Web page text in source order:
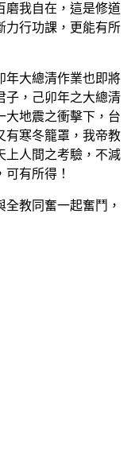
磨我自在，這是修道
力行功課，更能有所
大總清作業也即將
子，己卯年之大總清
大地震之衝擊下，台
有寒冬籠罩，我帝教
上人間之考驗，不減
有所得！
教同奮一起奮鬥，